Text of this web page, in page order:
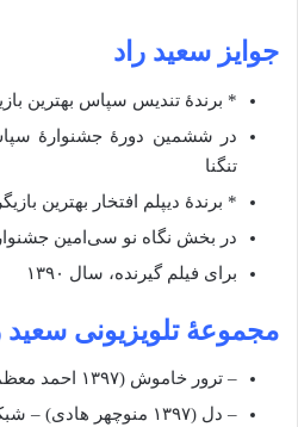
جوایز سعید راد
* برندهٔ تندیس سپاس بهترین
تنگنا
* برندهٔ دیپلم افتخار بهترین
در بخش نگاه نو سی‌امین
برای فیلم گیرنده، سال ۱۳۹۰
مجموعهٔ تلویزیونی سعید
– ترور خاموش (۱۳۹۷ احمد معظمی)
– دل (۱۳۹۷ منوچهر هادی) – شبکه نمایش خانگی